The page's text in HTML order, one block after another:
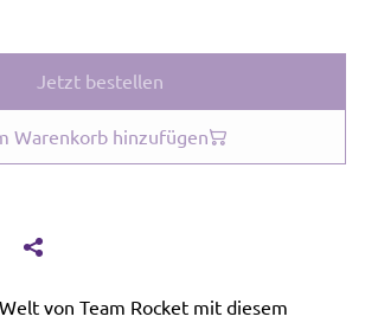
Jetzt bestellen
Warenkorb hinzufügen
von Team Rocket mit diesem